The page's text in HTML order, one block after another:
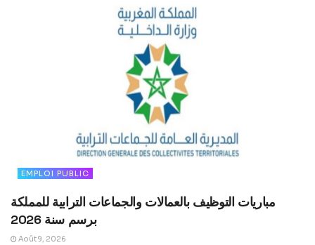
EMPLOI PUBLIC
مباريات التوظيف بالعمالات والجماعات الترابية للمملكة
برسم سنة 2026
Août 9, 2026